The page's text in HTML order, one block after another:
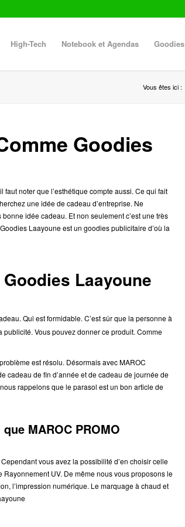
High-Tech Notebook et Agendas Goodies
Vous êtes ici :
Goodies
noter que l’esthétique compte aussi. Ce qui fait
une idée de cadeau d’entreprise. Ne
idée cadeau. Et non seulement c’est une très
Laayoune est un goodies publicitaire d’où la
Laayoune
Qui est formidable. C’est sûr que la personne à
Vous pouvez donner ce produit. Comme
est résolu. Désormais avec MAROC
cadeau de fin d’année et de cadeau de journée de
rappelons que le parasol est un bon article de
MAROC PROMO
vous avez la possibilité d’en choisir celle
UV. De même nous vous proposons le
l’impression numérique. Le marquage à chaud et